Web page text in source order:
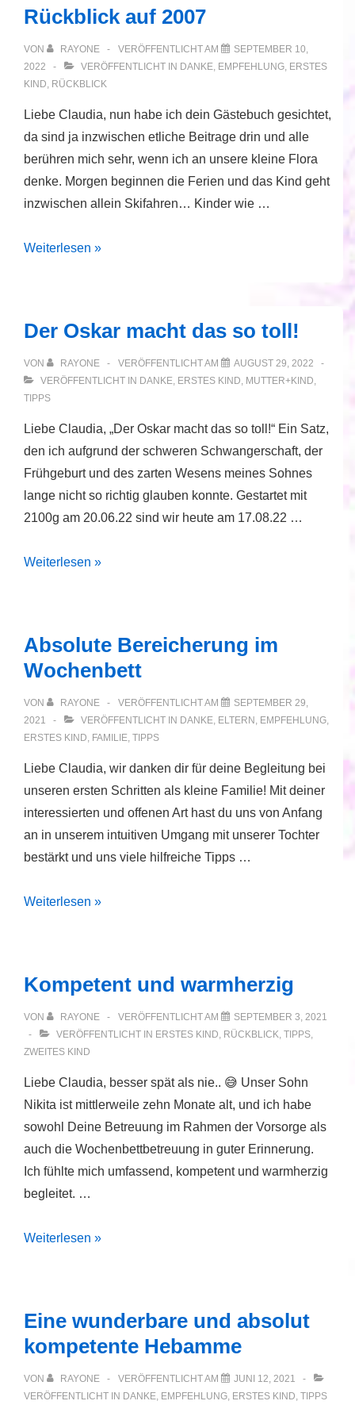
Rückblick auf 2007
VON RAYONE VERÖFFENTLICHT AM
SEPTEMBER 10,
2022
VERÖFFENTLICHT IN DANKE, EMPFEHLUNG, ERSTES
KIND, RÜCKBLICK
Liebe Claudia, nun habe ich dein Gästebuch gesichtet,
da sind ja inzwischen etliche Beitrage drin und alle
berühren mich sehr, wenn ich an unsere kleine Flora
denke. Morgen beginnen die Ferien und das Kind geht
inzwischen allein Skifahren… Kinder wie …
Rückblick
Weiterlesen »
Der Oskar macht das so toll!
VON RAYONE VERÖFFENTLICHT AM
AUGUST 29, 2022
VERÖFFENTLICHT IN DANKE, ERSTES KIND, MUTTER+KIND,
TIPPS
Liebe Claudia, „Der Oskar macht das so toll!“ Ein Satz,
den ich aufgrund der schweren Schwangerschaft, der
Frühgeburt und des zarten Wesens meines Sohnes
lange nicht so richtig glauben konnte. Gestartet mit
2100g am 20.06.22 sind wir heute am 17.08.22 …
Der
so
toll!
Weiterlesen »
Absolute Bereicherung im
Wochenbett
VON RAYONE VERÖFFENTLICHT AM
SEPTEMBER 29,
2021
VERÖFFENTLICHT IN DANKE, ELTERN , EMPFEHLUNG,
ERSTES KIND, FAMILIE, TIPPS
Liebe Claudia, wir danken dir für deine Begleitung bei
unseren ersten Schritten als kleine Familie! Mit deiner
interessierten und offenen Art hast du uns von Anfang
an in unserem intuitiven Umgang mit unserer Tochter
bestärkt und uns viele hilfreiche Tipps …
Absolute
Weiterlesen »
Kompetent und warmherzig
VON RAYONE VERÖFFENTLICHT AM
SEPTEMBER 3, 2021
VERÖFFENTLICHT IN ERSTES KIND, RÜCKBLICK, TIPPS,
ZWEITES KIND
Liebe Claudia, besser spät als nie.. 😅 Unser Sohn
Nikita ist mittlerweile zehn Monate alt, und ich habe
sowohl Deine Betreuung im Rahmen der Vorsorge als
auch die Wochenbettbetreuung in guter Erinnerung.
Ich fühlte mich umfassend, kompetent und warmherzig
begleitet. …
Kompetent
Weiterlesen »
Eine wunderbare und absolut
kompetente Hebamme
VON RAYONE VERÖFFENTLICHT AM
JUNI 12, 2021
VERÖFFENTLICHT IN DANKE, EMPFEHLUNG, ERSTES KIND, TIPPS